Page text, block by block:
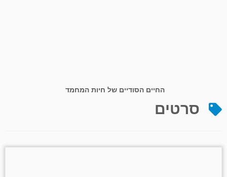
החיים הסודיים של חיות המחמד
סרטים